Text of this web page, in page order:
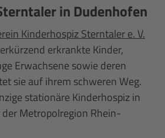
in Dudenhofen
Kinderhospiz Sterntaler e. V.
erkrankte Kinder,
Erwachsene sowie deren
sie auf ihrem schweren Weg.
stationäre Kinderhospiz in
Metropolregion Rhein-